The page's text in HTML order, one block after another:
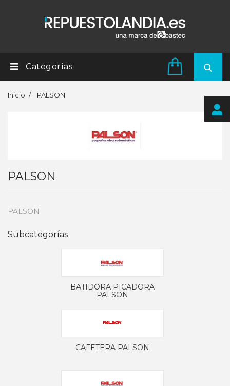
Categorías
Inicio PALSON
PALSON
PALSON
Subcategorías
BATIDORA PICADORA
PALSON
CAFETERA PALSON